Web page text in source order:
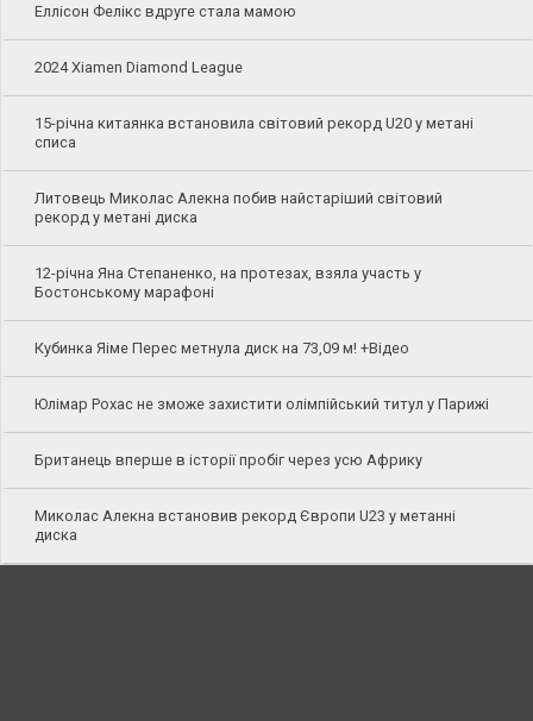
Еллісон Фелікс вдруге стала мамою
2024 Xiamen Diamond League
15-річна китаянка встановила світовий рекорд U20 у метані
списа
Литовець Миколас Алекна побив найстаріший світовий
рекорд у метані диска
12-річна Яна Степаненко, на протезах, взяла участь у
Бостонському марафоні
Кубинка Яіме Перес метнула диск на 73,09 м! +Відео
Юлімар Рохас не зможе захистити олімпійський титул у Парижі
Британець вперше в історії пробіг через усю Африку
Миколас Алекна встановив рекорд Європи U23 у метанні
диска